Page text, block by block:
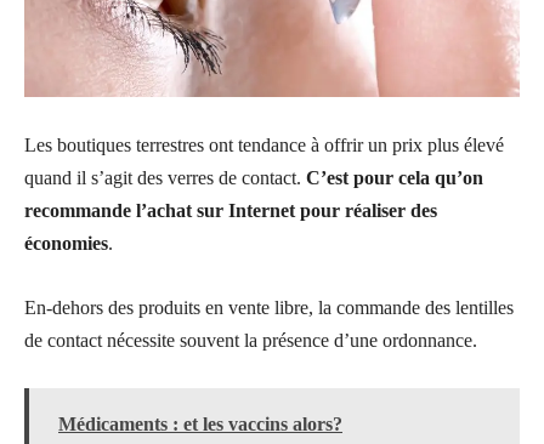
Les boutiques terrestres ont tendance à offrir un prix plus élevé
quand il s’agit des verres de contact. C’est pour cela qu’on
recommande l’achat sur Internet pour réaliser des
économies.
En-dehors des produits en vente libre, la commande des lentilles
de contact nécessite souvent la présence d’une ordonnance.
Médicaments : et les vaccins alors?